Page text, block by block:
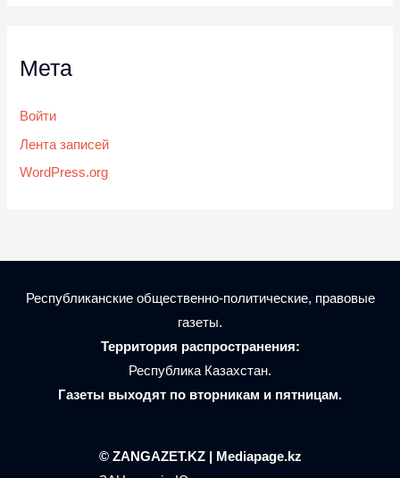
Мета
Войти
Лента записей
WordPress.org
Республиканские общественно-политические, правовые
газеты.
Территория распространения:
Республика Казахстан.
Газеты выходят по вторникам и пятницам.
© ZANGAZET.KZ | Mediapage.kz